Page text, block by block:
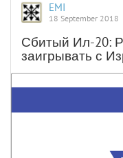
EMI
18 September 2018
Сбитый Ил-20:
заигрывать с